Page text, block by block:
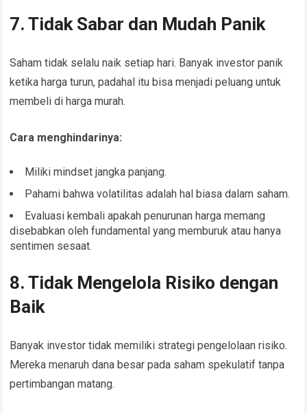
7. Tidak Sabar dan Mudah Panik
Saham tidak selalu naik setiap hari. Banyak investor panik
ketika harga turun, padahal itu bisa menjadi peluang untuk
membeli di harga murah.
Cara menghindarinya:
Miliki mindset jangka panjang.
Pahami bahwa volatilitas adalah hal biasa dalam saham.
Evaluasi kembali apakah penurunan harga memang
disebabkan oleh fundamental yang memburuk atau hanya
sentimen sesaat.
8. Tidak Mengelola Risiko dengan
Baik
Banyak investor tidak memiliki strategi pengelolaan risiko.
Mereka menaruh dana besar pada saham spekulatif tanpa
pertimbangan matang.